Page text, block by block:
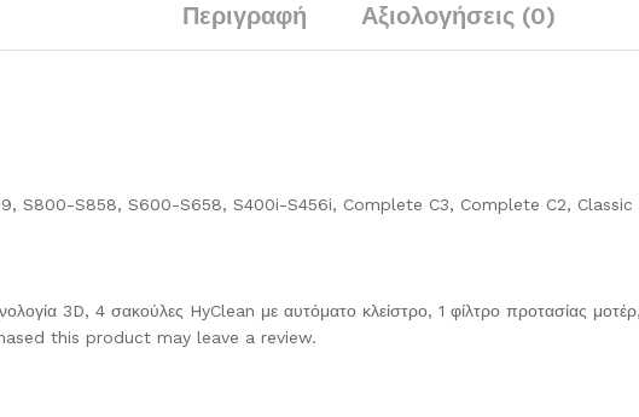
Περιγραφή Αξιολογήσεις (0)
S800-S858, S600-S658, S400i-S456i, Complete C3, Complete C2, Classic
3D, 4 σακούλες HyClean με αυτόματο κλείστρο, 1 φίλτρο προτασίας
this product may leave a review.